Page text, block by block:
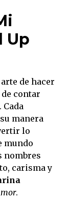
Up
de hacer
contar
manera
lo
mundo
nombres
carisma y
.